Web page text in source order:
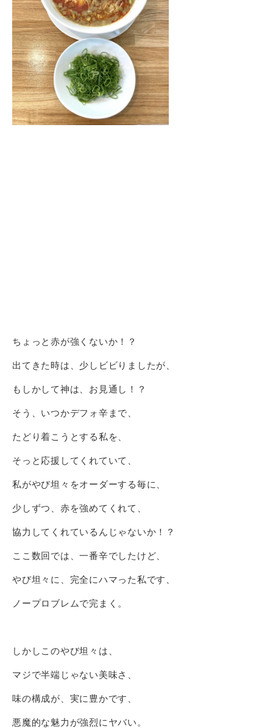
ちょっと赤が強くないか！？
出てきた時は、少しビビりましたが、
もしかして神は、お見通し！？
そう、いつかデフォ辛まで、
たどり着こうとする私を、
そっと応援してくれていて、
私がやび坦々をオーダーする毎に、
少しずつ、赤を強めてくれて、
協力してくれているんじゃないか！？
ここ数回では、一番辛でしたけど、
やび坦々に、完全にハマった私です、
ノープロブレムで完まく。
しかしこのやび坦々は、
マジで半端じゃない美味さ、
味の構成が、実に豊かです、
悪魔的な魅力が強烈にヤバい。